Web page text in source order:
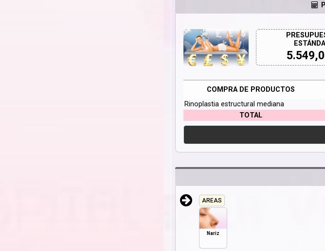
COMPRA DE PRODUCTOS
Rinoplastia estructural mediana
TOTAL
AREAS
Nariz